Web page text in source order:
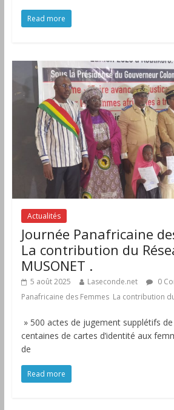
Read more
Actualités
Journée Panafricaine
La contribution du
MUSONET .
5 août 2025 Laseconde.net 0
Panafricaine des Femmes La contribution
» 500 actes de jugement supplétifs
centaines de cartes d’identité aux
de
Read more